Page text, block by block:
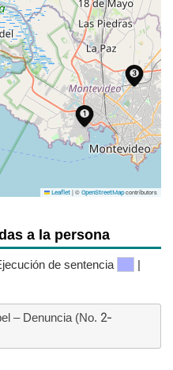
Leaflet |© OpenStreetMapcontributors
a la persona
de sentencia
|
– Denuncia (No. 2-